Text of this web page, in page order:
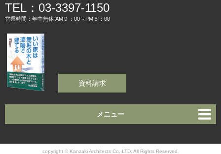
TEL：03-3397-1150
営業時間：年中無休 AM９：00～PM５：00
資料請求
メニュー
copyright © Kanzaki Architects Co.,LTD. All Rights Reserved.